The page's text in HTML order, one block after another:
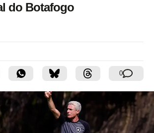
do Botafogo
0